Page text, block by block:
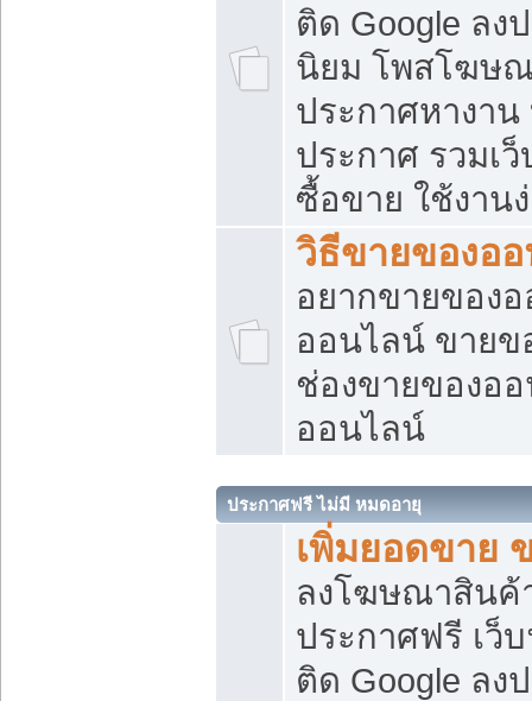
ติด Google ลง
นิยม โพสโฆษ
ประกาศหางาน
ประกาศ รวมเ
ซื้อขาย ใช้งาน
วิธีขายของอ
อยากขายของ
ออนไลน์ ขายข
ช่องขายของอ
ออนไลน์
ประกาศฟรี ไม่มี หมดอายุ
เพิ่มยอดขาย
ลงโฆษณาสิน
ประกาศฟรี เว็
ติด Google ลง